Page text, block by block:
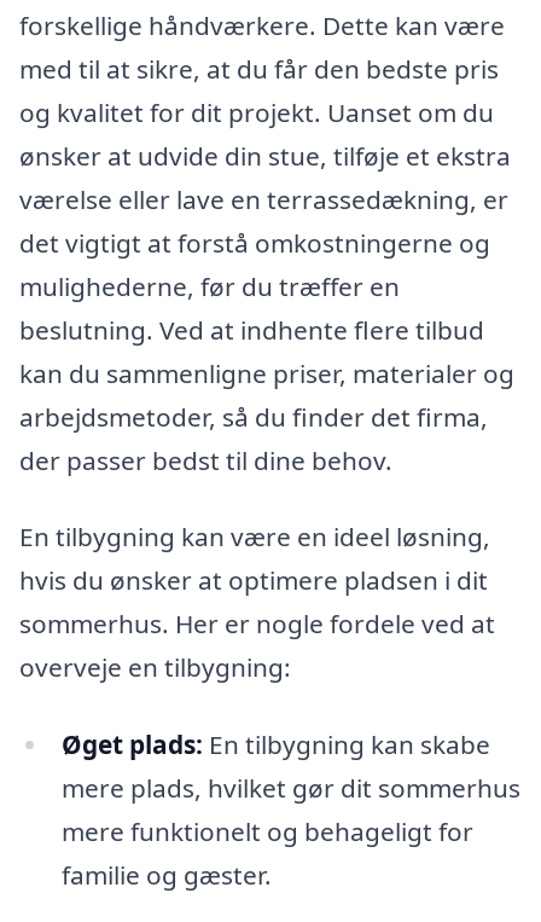
forskellige håndværkere. Dette kan være
med til at sikre, at du får den bedste pris
og kvalitet for dit projekt. Uanset om du
ønsker at udvide din stue, tilføje et ekstra
værelse eller lave en terrassedækning, er
det vigtigt at forstå omkostningerne og
mulighederne, før du træffer en
beslutning. Ved at indhente flere tilbud
kan du sammenligne priser, materialer og
arbejdsmetoder, så du finder det firma,
der passer bedst til dine behov.
En tilbygning kan være en ideel løsning,
hvis du ønsker at optimere pladsen i dit
sommerhus. Her er nogle fordele ved at
overveje en tilbygning:
Øget plads: En tilbygning kan skabe
mere plads, hvilket gør dit sommerhus
mere funktionelt og behageligt for
familie og gæster.